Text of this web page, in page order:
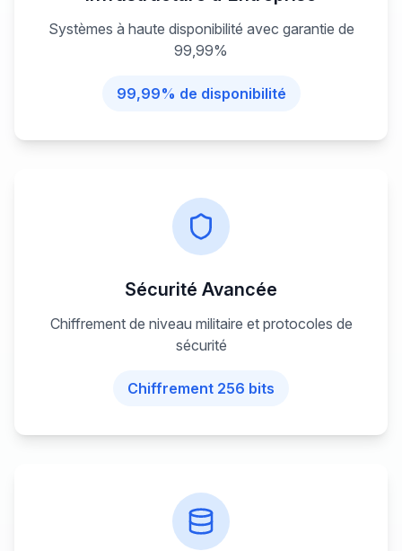
Systèmes à haute disponibilité avec garantie de
99,99%
99,99% de disponibilité
Sécurité Avancée
Chiffrement de niveau militaire et protocoles de
sécurité
Chiffrement 256 bits